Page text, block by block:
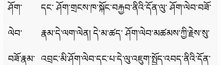
ཤོག་
ལེབ་
བཟོ་རྣམ་
དང་ ཤོག་གྲངས་ཁ་སྐོང་བརྐྱབ་ནིའི་དོན་ལུ་ ཤོག་ལེབ་བཟོ་
རྣམ་དེ་ལག་ལེན། དེ་མ་ཚད་ ཤོག་ལེབ་མཚམས་ཀྱི་རྗེས་སུ་
འབྲང་མི་ཤོག་ལེབ་དང་པ་དེ་ལུ་འཇུག་སྤྱོད་འབད་ནིའི་དོན་